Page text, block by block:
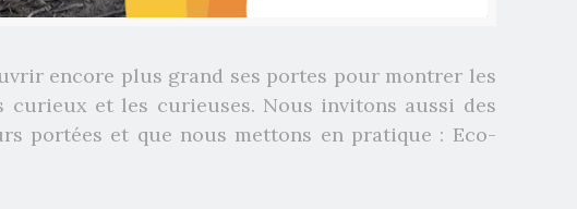
encore plus grand ses portes pour montrer les
curieux et les curieuses. Nous invitons aussi des
portées et que nous mettons en pratique : Eco-